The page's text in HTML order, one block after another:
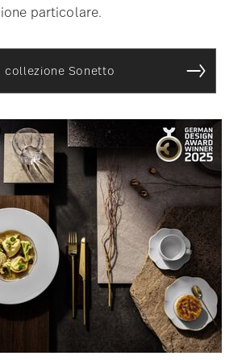
particolare.
collezione Sonetto